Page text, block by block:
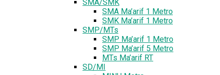
SMA/SMK
SMA Ma’arif 1 Metro
SMK Ma’arif 1 Metro
SMP/MTs
SMP Ma’arif 1 Metro
SMP Ma’arif 5 Metro
MTs Ma’arif RT
SD/MI